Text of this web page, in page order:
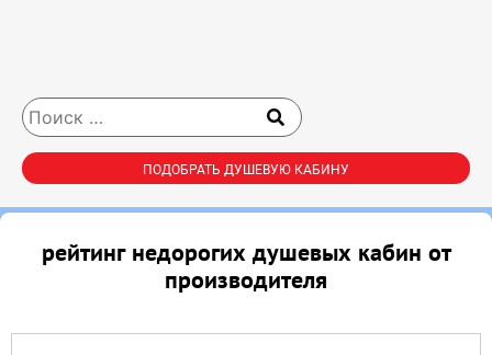
ПОДОБРАТЬ ДУШЕВУЮ КАБИНУ
рейтинг недорогих душевых кабин от
производителя